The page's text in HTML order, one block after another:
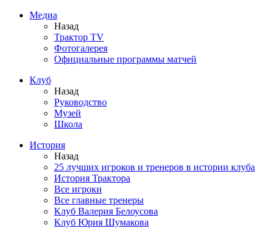
Медиа
Назад
Трактор TV
Фотогалерея
Официальные программы матчей
Клуб
Назад
Руководство
Музей
Школа
История
Назад
25 лучших игроков и тренеров в истории клуба
История Трактора
Все игроки
Все главные тренеры
Клуб Валерия Белоусова
Клуб Юрия Шумакова